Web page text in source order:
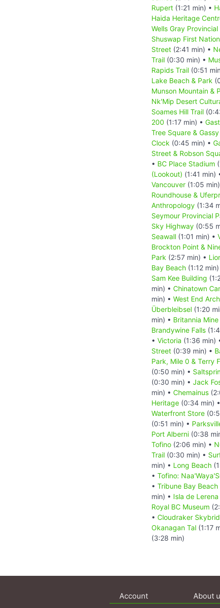
Rupert (1:21 min) •
Haida Heritage
Wells Gray
Shuswap First
Street (2:41 min) •
Trail (0:30 min) •
Rapids Trail (0:51
Lake Beach & Park
Munson Mountain &
Nk'Mip Desert
Soames Hill Trail
200 (1:17 min) •
Tree Square &
Clock (0:45 min) •
Street & Robson
• BC Place Stadium
(Lookout) (1:41 min)
Vancouver (1:05
Roundhouse &
Anthropology (1:34
Seymour Provincial
Sky Highway (0:55
Seawall (1:01 min) •
Brockton Point &
Park (2:57 min) •
Bay Beach (1:12 min)
Sam Kee Building
min) • Chinatown
min) • West End
Überbleibsel (1:20
min) • Britannia
Brandywine Falls
• Victoria (1:36 min)
Street (0:39 min) •
Park, Mile 0 & Terry
(0:50 min) •
(0:30 min) • Jack
min) • Chemainus
Heritage (0:34 min) •
Waterfront Store
(0:51 min) •
Port Alberni (0:38
Tofino (2:06 min) •
Trail (0:30 min) •
min) • Long Beach
• Tofino:
• Tribune Bay Beach
min) • Isla de
Royal BC Museum
• Cloudraker
Okanagan Tal (1:17
(3:28 min)
Account About